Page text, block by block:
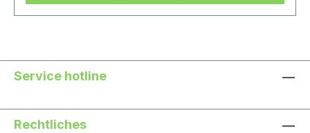
Service hotline
Rechtliches